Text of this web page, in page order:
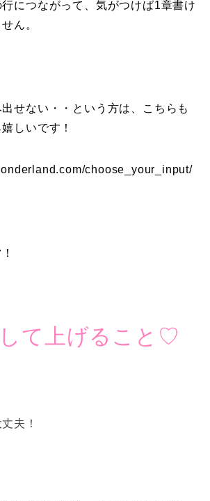
につながって、気がつけば1章書け
ん。
せない・・という方は、こちらも
しいです！
choose_your_input/
て上げること♡
夫！